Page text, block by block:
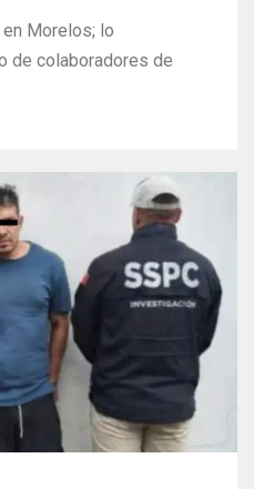
en Morelos; lo
de colaboradores de